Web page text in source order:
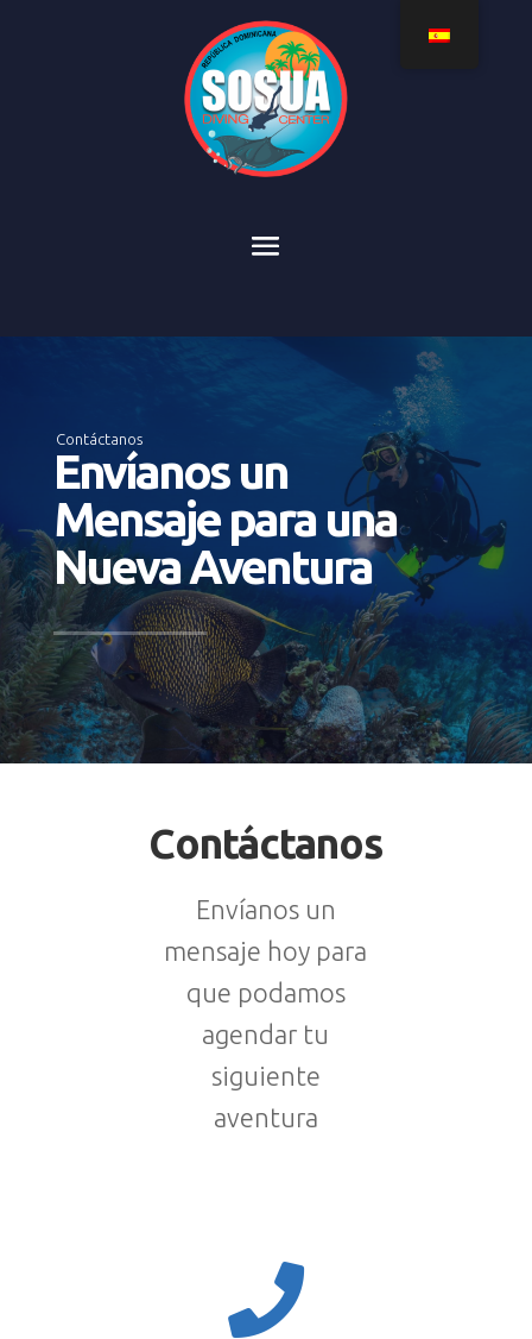
Contáctanos
Envíanos un
Mensaje para una
Nueva Aventura
Contáctanos
Envíanos un
mensaje hoy para
que podamos
agendar tu
siguiente
aventura
